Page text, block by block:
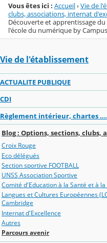
Vous êtes ici : Accueil›Vie de
clubs, associations, internat
Découverte et apprentissage
l'école du numérique by
Vie de l'établissement
ACTUALITE PUBLIQUE
CDI
Règlement intérieur, chartes ....
Blog : Options, sections,
Croix Rouge
Eco délégués
Section sportive FOOTBALL
UNSS Association Sportive
Comité d'Education à la Santé et à la
Langues et Cultures Européennes
Cambridge
Internat d'Excellence
Autres
Parcours avenir